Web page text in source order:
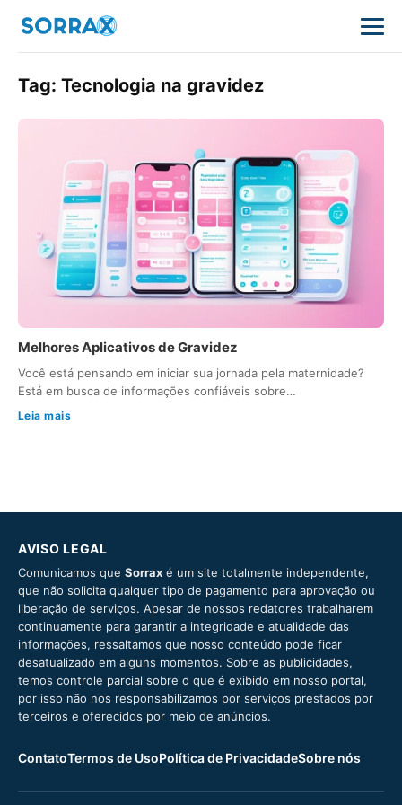
Tag: Tecnologia na gravidez
Melhores Aplicativos de Gravidez
Você está pensando em iniciar sua jornada pela maternidade?
Está em busca de informações confiáveis sobre…
Leia mais
AVISO LEGAL
Comunicamos que Sorrax é um site totalmente independente,
que não solicita qualquer tipo de pagamento para aprovação ou
liberação de serviços. Apesar de nossos redatores trabalharem
continuamente para garantir a integridade e atualidade das
informações, ressaltamos que nosso conteúdo pode ficar
desatualizado em alguns momentos. Sobre as publicidades,
temos controle parcial sobre o que é exibido em nosso portal,
por isso não nos responsabilizamos por serviços prestados por
terceiros e oferecidos por meio de anúncios.
ContatoTermos de UsoPolítica de PrivacidadeSobre nós